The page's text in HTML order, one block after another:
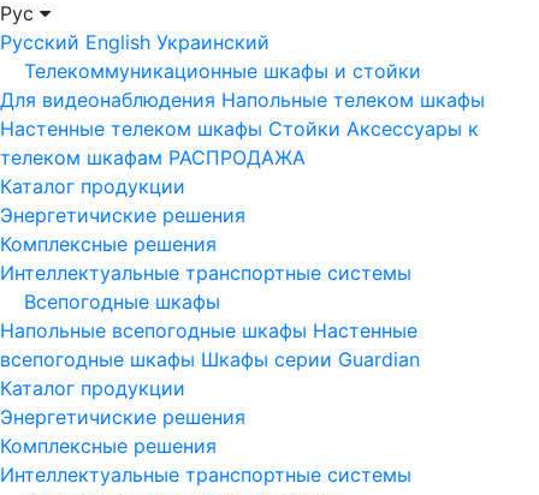
Рус
Русский English Украинский
Телекоммуникационные шкафы и стойки
Для видеонаблюдения Напольные телеком шкафы
Настенные телеком шкафы Стойки Аксессуары к
телеком шкафам РАСПРОДАЖА
Каталог продукции
Энергетичиские решения
Комплексные решения
Интеллектуальные транспортные системы
Всепогодные шкафы
Напольные всепогодные шкафы Настенные
всепогодные шкафы Шкафы серии Guardian
Каталог продукции
Энергетичиские решения
Комплексные решения
Интеллектуальные транспортные системы